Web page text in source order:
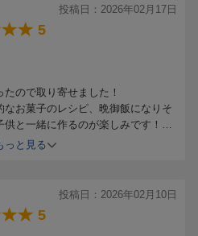
投稿日：2026年02月17日
5
ので取り寄せました！
お菓子のレシピ、晩御飯になりそ
と一緒に作るのが楽しみです！
とわかりやすい内容と、クイズもあ
っと見る
投稿日：2026年02月10日
5